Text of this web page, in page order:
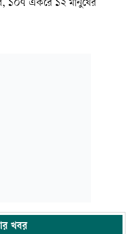
১০৭ একরে ১২ মানুষের
খবর